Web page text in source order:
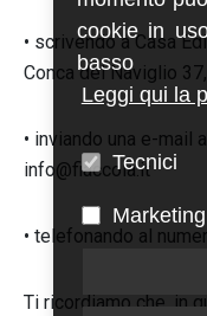
• scrivendo a Casa
Conca del Naviglio
• inviando una e-mail
info@fiaccola.it
• telefonando al
Ti ricordiamo che, in
cookie in
Leggi qui la
Tecnici
Marketing